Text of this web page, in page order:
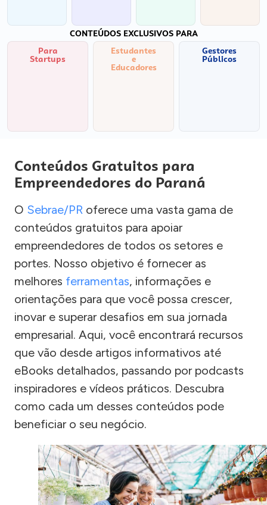
CONTEÚDOS EXCLUSIVOS PARA
Para
Startups
Estudantes
e
Educadores
Gestores
Públicos
Conteúdos Gratuitos para
Empreendedores do Paraná
O Sebrae/PR oferece uma vasta gama de
conteúdos gratuitos para apoiar
empreendedores de todos os setores e
portes. Nosso objetivo é fornecer as
melhores ferramentas, informações e
orientações para que você possa crescer,
inovar e superar desafios em sua jornada
empresarial. Aqui, você encontrará recursos
que vão desde artigos informativos até
eBooks detalhados, passando por podcasts
inspiradores e vídeos práticos. Descubra
como cada um desses conteúdos pode
beneficiar o seu negócio.